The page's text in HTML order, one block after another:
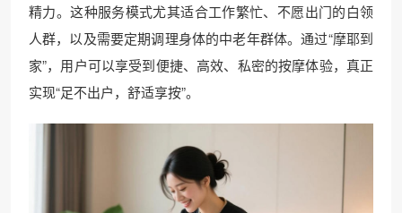
精力。这种服务模式尤其适合工作繁忙、不愿出门的白领
人群，以及需要定期调理身体的中老年群体。通过“摩耶到
家”，用户可以享受到便捷、高效、私密的按摩体验，真正
实现“足不出户，舒适享按”。